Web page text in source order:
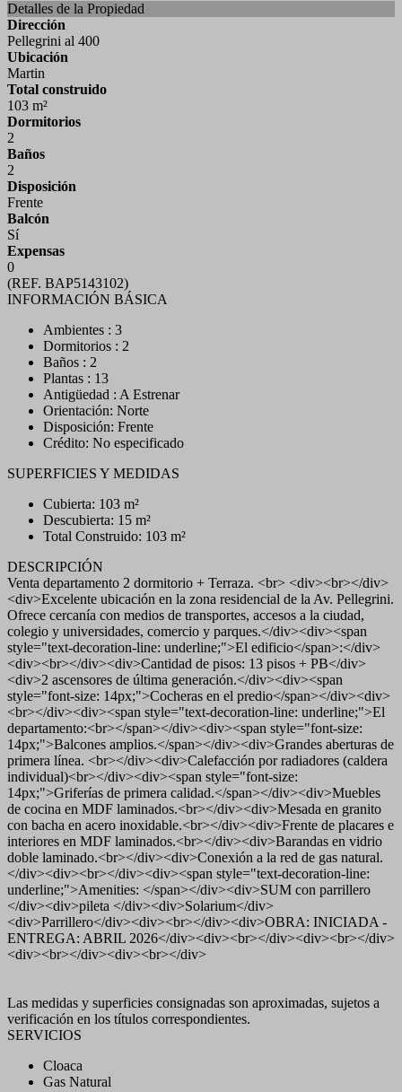
Detalles de la Propiedad
Dirección
Pellegrini al 400
Ubicación
Martin
Total construido
103 m²
Dormitorios
2
Baños
2
Disposición
Frente
Balcón
Sí
Expensas
0
(REF. BAP5143102)
INFORMACIÓN BÁSICA
Ambientes : 3
Dormitorios : 2
Baños : 2
Plantas : 13
Antigüedad : A Estrenar
Orientación: Norte
Disposición: Frente
Crédito: No especificado
SUPERFICIES Y MEDIDAS
Cubierta: 103 m²
Descubierta: 15 m²
Total Construido: 103 m²
DESCRIPCIÓN
Venta departamento 2 dormitorio + Terraza. <br> <div><br></div>
<div>Excelente ubicación en la zona residencial de la Av. Pellegrini.
Ofrece cercanía con medios de transportes, accesos a la ciudad,
colegio y universidades, comercio y parques.</div><div><span
style="text-decoration-line: underline;">El edificio</span>:</div>
<div><br></div><div>Cantidad de pisos: 13 pisos + PB</div>
<div>2 ascensores de última generación.</div><div><span
style="font-size: 14px;">Cocheras en el predio</span></div><div>
<br></div><div><span style="text-decoration-line: underline;">El
departamento:<br></span></div><div><span style="font-size:
14px;">Balcones amplios.</span></div><div>Grandes aberturas de
primera línea. <br></div><div>Calefacción por radiadores (caldera
individual)<br></div><div><span style="font-size:
14px;">Griferías de primera calidad.</span></div><div>Muebles
de cocina en MDF laminados.<br></div><div>Mesada en granito
con bacha en acero inoxidable.<br></div><div>Frente de placares e
interiores en MDF laminados.<br></div><div>Barandas en vidrio
doble laminado.<br></div><div>Conexión a la red de gas natural.
</div><div><br></div><div><span style="text-decoration-line:
underline;">Amenities: </span></div><div>SUM con parrillero
</div><div>pileta </div><div>Solarium</div>
<div>Parrillero</div><div><br></div><div>OBRA: INICIADA -
ENTREGA: ABRIL 2026</div><div><br></div><div><br></div>
<div><br></div><div><br></div>
Las medidas y superficies consignadas son aproximadas, sujetos a
verificación en los títulos correspondientes.
SERVICIOS
Cloaca
Gas Natural